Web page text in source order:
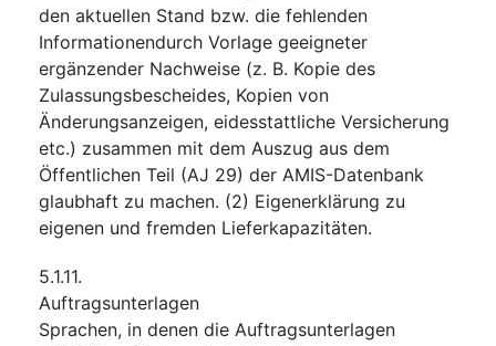
den aktuellen Stand bzw. die fehlenden
Informationendurch Vorlage geeigneter
ergänzender Nachweise (z. B. Kopie des
Zulassungsbescheides, Kopien von
Änderungsanzeigen, eidesstattliche Versicherung
etc.) zusammen mit dem Auszug aus dem
Öffentlichen Teil (AJ 29) der AMIS-Datenbank
glaubhaft zu machen. (2) Eigenerklärung zu
eigenen und fremden Lieferkapazitäten.
5.1.11.
Auftragsunterlagen
Sprachen, in denen die Auftragsunterlagen